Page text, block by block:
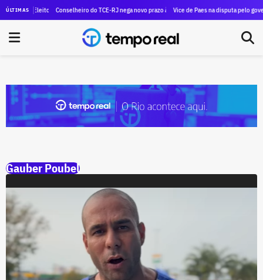
ÚLTIMAS
Justiça Eleitoral faz André Ceciliano aparecer com R$ 100 milhões a mais do que, de fato, tem
Conselheiro do TCE-RJ nega novo prazo à Controladoria do Estado e cobra
Vice de Paes na disputa pelo
Gauber Poubel